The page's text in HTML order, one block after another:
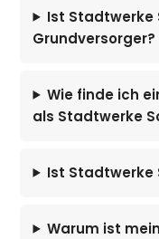
Ist Stadtwerke
Grundversorger?
Wie finde ich
als Stadtwerke
Ist Stadtwerke
Warum ist